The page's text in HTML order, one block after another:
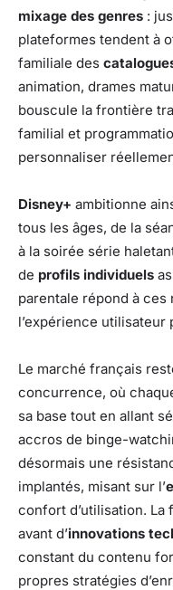
mixage des genres :
plateformes tendent à
familiale des
animation, drames
bouscule la frontière
familial et
personnaliser
Disney+ ambitionne
tous les âges, de la
à la soirée série
de profils individuels
parentale répond à
l’expérience
Le marché français
concurrence, où
sa base tout en allant
accros de binge-
désormais une
implantés, misant sur l’
confort d’utilisation. La
avant d’innovations
constant du contenu
propres stratégies